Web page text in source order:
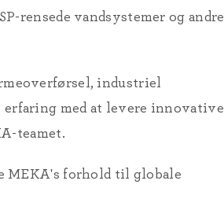
rensede vandsystemer og andre
industriel
erfaring med at levere innovative
teamet.
MEKA's forhold til globale